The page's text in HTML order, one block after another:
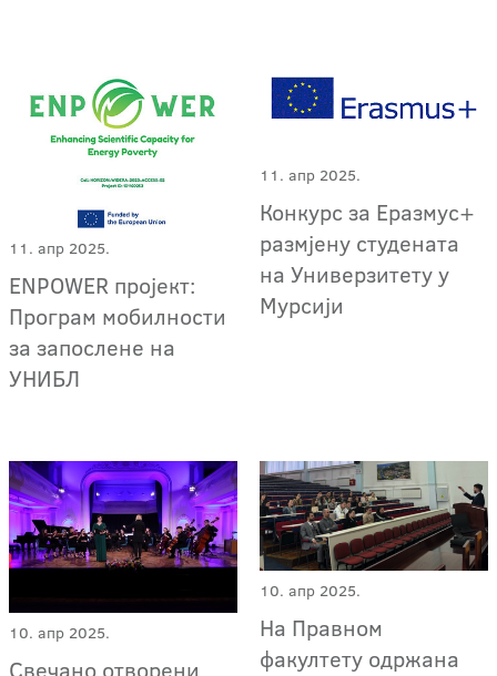
11. апр 2025.
ENPOWER пројект:
Програм мобилности
за запослене на
УНИБЛ
11. апр 2025.
Конкурс за Еразмус+
размјену студената
на Универзитету у
Мурсији
10. апр 2025.
Свечано отворени
10. апр 2025.
На Правном
факултету одржана